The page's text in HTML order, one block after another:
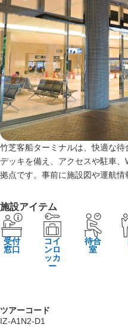
竹芝客船ターミナルは、快適な
デッキを備え、アクセスや駐車
拠点です。事前に施設図や運航情
施設アイテム
受付
窓口
コイ
ンロ
ッカ
ー
待合
室
ツアーコード
IZ-A1N2-D1